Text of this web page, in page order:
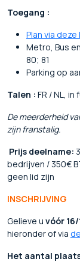
Toegang :
Plan via deze
Metro, Bus
80; 81
Parking op
Talen : FR / NL,
De meerderheid
zijn franstalig.
Prijs deelname:
bedrijven / 350€
geen lid zijn
INSCHRIJVING
Gelieve u vóór
hieronder of via
Het aantal